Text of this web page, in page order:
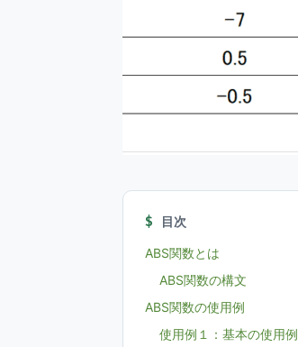
目次
ABS関数とは
ABS関数の構文
ABS関数の使用例
使用例１：基本の使用例